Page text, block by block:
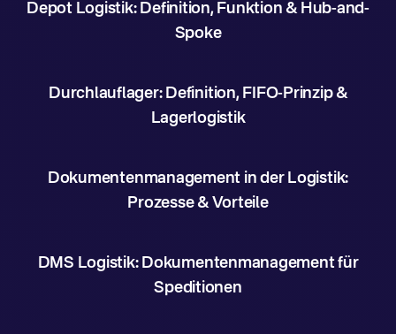
Depot Logistik: Definition, Funktion & Hub-and-
Spoke
Durchlauflager: Definition, FIFO-Prinzip &
Lagerlogistik
Dokumentenmanagement in der Logistik:
Prozesse & Vorteile
DMS Logistik: Dokumentenmanagement für
Speditionen